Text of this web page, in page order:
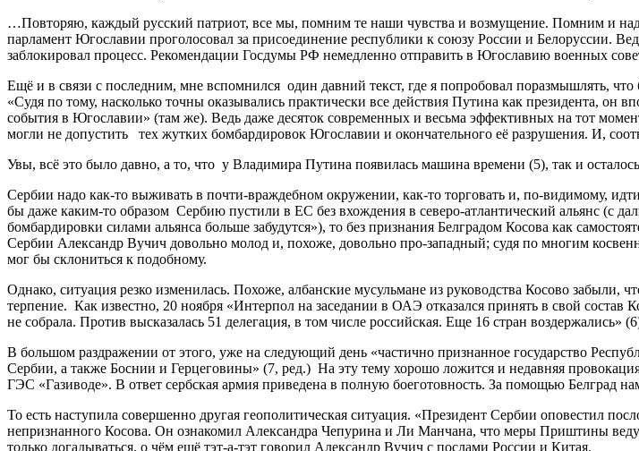
…Повторяю, каждый русский патриот, все мы, помним те наши чувства и возмущение. Помним и
парламент Югославии проголосовал за присоединение республики к союзу России и Белоруссии.
заблокировал процесс. Рекомендации Госдумы РФ немедленно отправить в Югославию военных
Ещё и в связи с последним, мне вспомнился один давний текст, где я попробовал поразмышлять,
«Судя по тому, насколько точны оказывались практически все действия Путина как президента, он
события в Югославии» (там же). Ведь даже десяток современных и весьма эффективных на тот
могли не допустить тех жутких бомбардировок Югославии и окончательного её разрушения. И,
Увы, всё это было давно, а то, что у Владимира Путина появилась машина времени (5), так и
Сербии надо как-то выживать в почти-враждебном окружении, как-то торговать и, по-видимому,
бы даже каким-то образом Сербию пустили в ЕС без вхождения в северо-атлантический альянс (с
бомбардировки силами альянса больше забудутся»), то без признания Белградом Косова как
Сербии Александр Вучич довольно молод и, похоже, довольно про-западный; судя по многим
мог бы склониться к подобному.
Однако, ситуация резко изменилась. Похоже, албанские мусульмане из руководства Косово
терпение. Как известно, 20 ноября «Интерпол на заседании в ОАЭ отказался принять в свой состав
не собрала. Против высказалась 51 делегация, в том числе российская. Еще 16 стран воздержались»
В большом раздражении от этого, уже на следующий день «частично признанное государство
Сербии, а также Боснии и Герцеговины» (7, ред.) На эту тему хорошо ложится и недавняя
ГЭС «Газиводе». В ответ сербская армия приведена в полную боеготовность. За помощью Белград
То есть наступила совершенно другая геополитическая ситуация. «Президент Сербии оповестил
непризнанного Косова. Он ознакомил Александра Чепурина и Ли Манчана, что меры Приштины
только догадываться, о чём ещё тэт-а-тэт говорил Александр Вучич с послами России и Китая.